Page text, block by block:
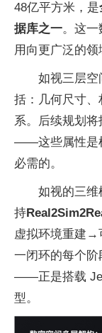
48亿平方米，是
据库之一。这一
用向更广泛的领
如视三层空
括：几何尺寸
系。后续规划
——这些属性是
必需的。
如视的三维
持
虚拟环境重建→
一闭环的每个
——正是搭载
型。